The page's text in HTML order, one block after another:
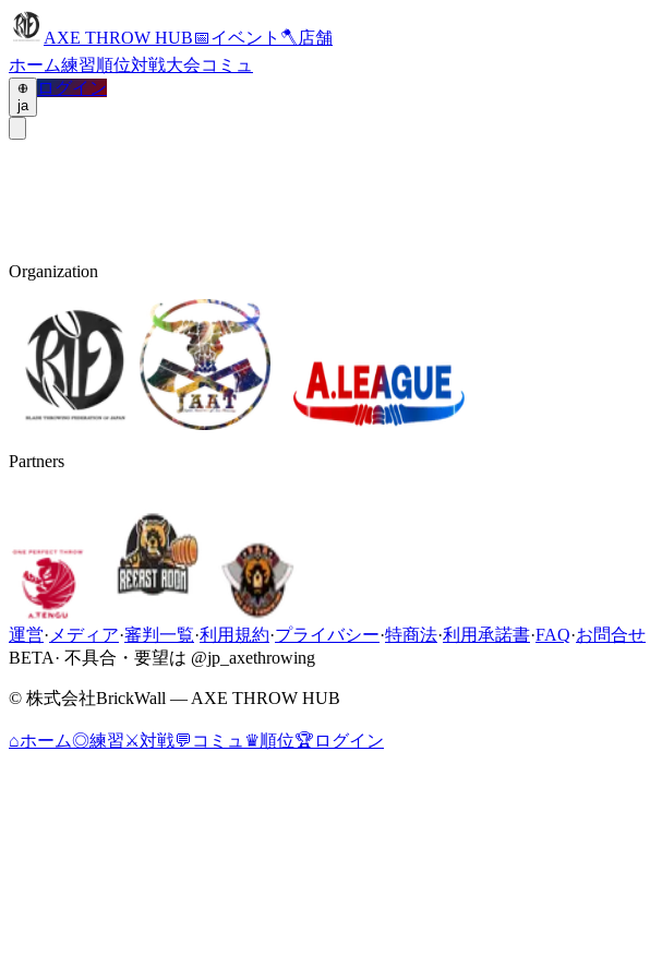
AXE THROW HUB📅イベント 🪓 店舗
ホーム練習順位対戦大会コミュ
ja
ログイン
Organization
Partners
運営· メディア·審判一覧·利用規約·プライバシー·特商法·利用承諾書·FAQ·お問合せ
BETA· 不具合・要望は @jp_axethrowing
© 株式会社BrickWall — AXE THROW HUB
⌂ホーム◎練習⚔対戦💬 コミュ ♛順位🏆 ログイン